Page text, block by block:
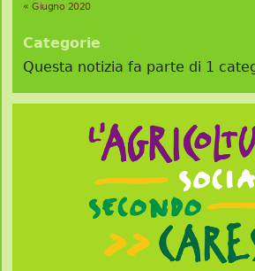
« Giugno 2020
Categorie
Questa notizia fa parte di 1